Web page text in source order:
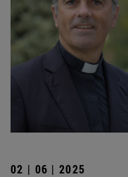
02 | 06 | 2025